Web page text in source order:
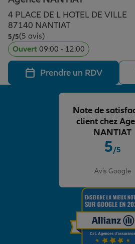
Assurance emprunteur
Prévoyance et dépendance
Assurance animal de compagnie
Protection de la famille
Protection juridique
Épargne & retraite
Plan épargne retraite
Assurance vie
Placements financiers
Investissements immobiliers
Transmission
Vos projets
Partir en vacances
Départ à la retraite
Préparer l’avenir
Conseil assurance
Assurance habitation
Le Pack Famille
Allianz en France
4 PLACE DE L HOTEL DE VILLE
87140 NANTIAT
5/5Note de 5 sur 5
(5 avis)
Ouvert 09:00 - 12:00
Prendre un RDV
5/5
Avis Google
Note de
client chez
NANTIAT